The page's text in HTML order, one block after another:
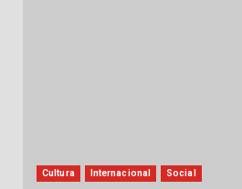
Cultura Internacional Social